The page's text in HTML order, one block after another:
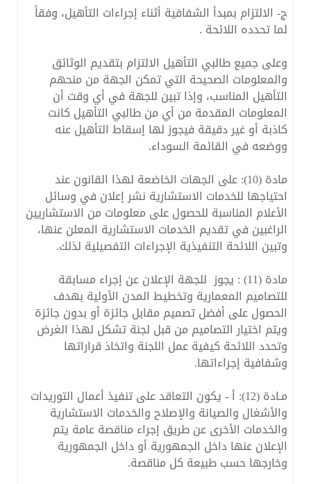
‌ج- الالتزام بمبدأ الشفافية أثناء إجراءات التأهيل، وفقاً
لما تحدده اللائحة .
وعلى جميع طالبي التأهيل الالتزام بتقديم الوثائق
والمعلومات الصحيحة التي تمكن الجهة من منحهم
التأهيل المناسب، وإذا تبين للجهة في أي وقت أن
المعلومات المقدمة من أي من طالبي التأهيل كانت
كاذبة أو غير دقيقة فيجوز لها إسقاط التأهيل عنه
ووضعه في القائمة السوداء.
مادة (10): على الجهات الخاضعة لهذا القانون عند
احتياجها للخدمات الاستشارية نشر إعلان في وسائل
الأعلام المناسبة للحصول على معلومات من الاستشاريين
الراغبين في تقديم الخدمات الاستشارية المعلن عنها،
وتبين اللائحة التنفيذية الإجراءات التفصيلية لذلك.
مادة (11) : يجوز للجهة الإعلان عن إجراء مسابقة
للتصاميم المعمارية وتخطيط المدن الأولية بهدف
الحصول على أفضل تصميم مقابل جائزة أو بدون جائزة
ويتم اختيار التصاميم من قبل لجنة تشكل لهذا الغرض
وتحدد اللائحة كيفية عمل اللجنة واتخاذ قراراتها
وشفافية إجراءاتها.
مـادة (12): أ - يكون التعاقد على تنفيذ أعمال التوريدات
والأشغال والصيانة والإصلاح والخدمات الاستشارية
والخدمات الأخرى عن طريق إجراء مناقصة عامة يتم
الإعلان عنها داخل الجمهورية أو داخل الجمهورية
وخارجها حسب طبيعة كل مناقصة.